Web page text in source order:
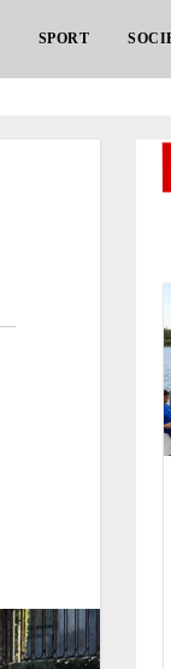
SPORT